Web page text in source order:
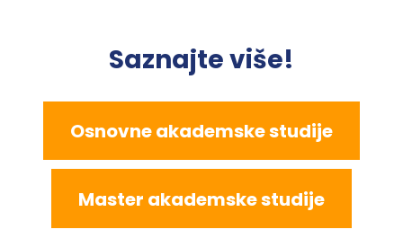
Saznajte više!
Osnovne akademske studije
Master akademske studije